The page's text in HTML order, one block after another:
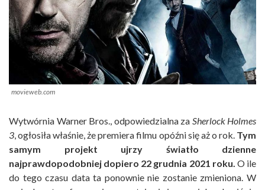
movieweb.com
Wytwórnia Warner Bros., odpowiedzialna za Sherlock Holmes
3 , ogłosiła właśnie, że premiera filmu opóźni się aż o rok. Tym
samym projekt ujrzy światło dzienne
najprawdopodobniej dopiero 22 grudnia 2021 roku. O ile
do tego czasu data ta ponownie nie zostanie zmieniona. W